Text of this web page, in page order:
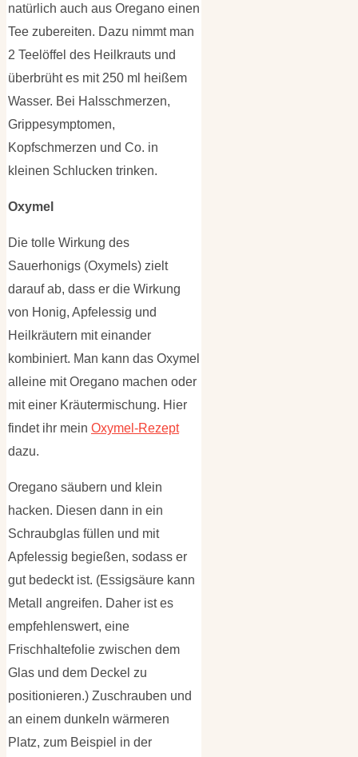
natürlich auch aus Oregano einen
Tee zubereiten. Dazu nimmt man
2 Teelöffel des Heilkrauts und
überbrüht es mit 250 ml heißem
Wasser. Bei Halsschmerzen,
Grippesymptomen,
Kopfschmerzen und Co. in
kleinen Schlucken trinken.
Oxymel
Die tolle Wirkung des
Sauerhonigs (Oxymels) zielt
darauf ab, dass er die Wirkung
von Honig, Apfelessig und
Heilkräutern mit einander
kombiniert. Man kann das Oxymel
alleine mit Oregano machen oder
mit einer Kräutermischung. Hier
findet ihr mein Oxymel-Rezept
dazu.
Oregano säubern und klein
hacken. Diesen dann in ein
Schraubglas füllen und mit
Apfelessig begießen, sodass er
gut bedeckt ist. (Essigsäure kann
Metall angreifen. Daher ist es
empfehlenswert, eine
Frischhaltefolie zwischen dem
Glas und dem Deckel zu
positionieren.) Zuschrauben und
an einem dunkeln wärmeren
Platz, zum Beispiel in der